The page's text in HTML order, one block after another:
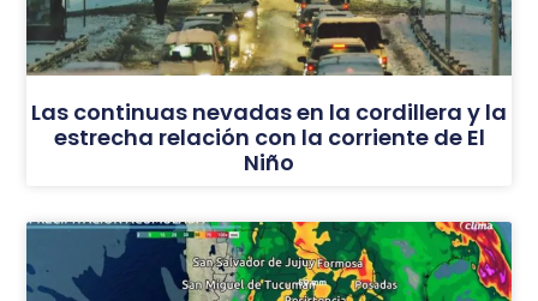
Las continuas nevadas en la cordillera y la
estrecha relación con la corriente de El
Niño